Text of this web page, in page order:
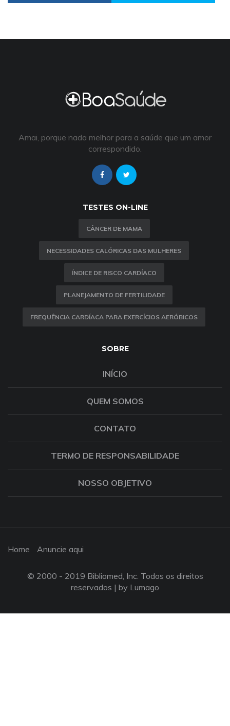
Amai, porque nada melhor para a saúde que um amor
correspondido.
TESTES ON-LINE
CÂNCER DE MAMA
NECESSIDADES CALÓRICAS DAS MULHERES
ÍNDICE DE RISCO CARDÍACO
PLANEJAMENTO DE FERTILIDADE
FREQUÊNCIA CARDÍACA PARA EXERCÍCIOS AERÓBICOS
SOBRE
INÍCIO
QUEM SOMOS
CONTATO
TERMO DE RESPONSABILIDADE
NOSSO OBJETIVO
Home Anuncie aqui
© 2000 - 2019 Bibliomed, Inc. Todos os direitos
reservados | by Lumago